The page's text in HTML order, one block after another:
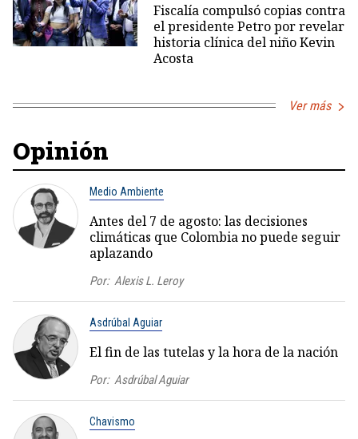
Fiscalía compulsó copias contra
el presidente Petro por revelar
historia clínica del niño Kevin
Acosta
Ver más
Opinión
Medio Ambiente
Antes del 7 de agosto: las decisiones
climáticas que Colombia no puede seguir
aplazando
Por: Alexis L. Leroy
Asdrúbal Aguiar
El fin de las tutelas y la hora de la nación
Por: Asdrúbal Aguiar
Chavismo